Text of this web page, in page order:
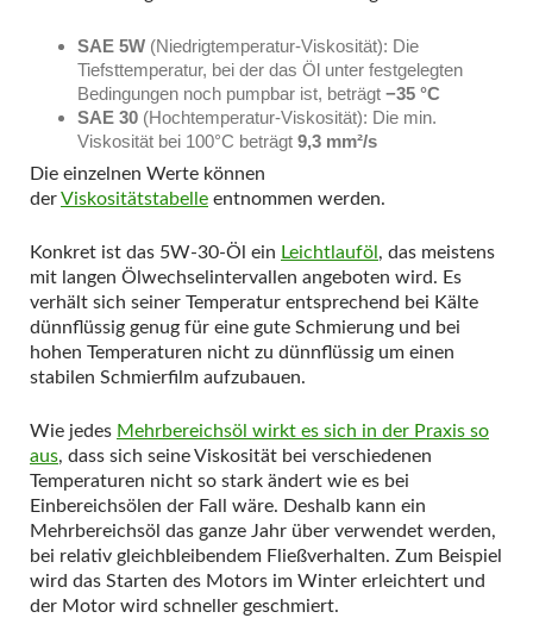
SAE 5W (Niedrigtemperatur-Viskosität): Die
Tiefsttemperatur, bei der das Öl unter festgelegten
Bedingungen noch pumpbar ist, beträgt −35 °C
SAE 30 (Hochtemperatur-Viskosität): Die min.
Viskosität bei 100°C beträgt 9,3 mm²/s
Die einzelnen Werte können
derViskositätstabelle entnommen werden.
Konkret ist das 5W-30-Öl ein Leichtlauföl , das meistens
mit langen Ölwechselintervallen angeboten wird. Es
verhält sich seiner Temperatur entsprechend bei Kälte
dünnflüssig genug für eine gute Schmierung und bei
hohen Temperaturen nicht zu dünnflüssig um einen
stabilen Schmierfilm aufzubauen.
Wie jedes Mehrbereichsöl wirkt es sich in der Praxis so
aus, dass sich seine Viskosität bei verschiedenen
Temperaturen nicht so stark ändert wie es bei
Einbereichsölen der Fall wäre. Deshalb kann ein
Mehrbereichsöl das ganze Jahr über verwendet werden,
bei relativ gleichbleibendem Fließverhalten. Zum Beispiel
wird das Starten des Motors im Winter erleichtert und
der Motor wird schneller geschmiert.